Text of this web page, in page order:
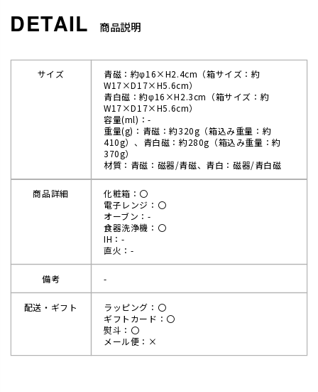
商品説明
サイズ
青磁：約φ16×H2.4cm（箱サイズ：約
W17×D17×H5.6cm）
青白磁：約φ16×H2.3cm（箱サイズ：約
W17×D17×H5.6cm）
容量(ml)：-
重量(g)：青磁：約320g（箱込み重量：約
410g）、青白磁：約280g（箱込み重量：約
370g）
材質：青磁：磁器/青磁、青白：磁器/青白磁
商品詳細
化粧箱：〇
電子レンジ：〇
オーブン：-
食器洗浄機：〇
IH：-
直火：-
備考 -
配送・ギフト
ラッピング：〇
ギフトカード：〇
熨斗：〇
メール便：×